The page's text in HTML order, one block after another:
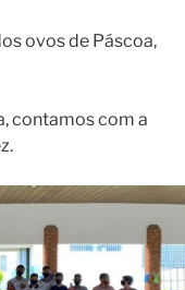
ovos de Páscoa,
contamos com a